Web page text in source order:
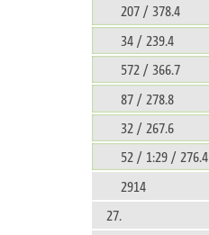
207 / 378.4
34 / 239.4
572 / 366.7
87 / 278.8
32 / 267.6
52 / 1:29 / 276.4
2914
27.